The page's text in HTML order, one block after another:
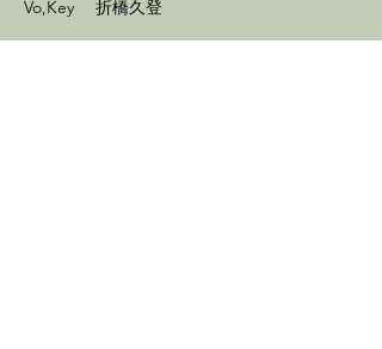
Vo,Key　 折橋久登